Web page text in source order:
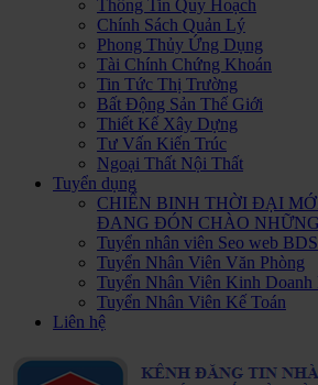
Thông Tin Quy Hoạch
Chính Sách Quản Lý
Phong Thủy Ứng Dụng
Tài Chính Chứng Khoán
Tin Tức Thị Trường
Bất Động Sản Thế Giới
Thiết Kế Xây Dựng
Tư Vấn Kiến Trúc
Ngoại Thất Nội Thất
Tuyển dụng
CHIẾN BINH THỜI ĐẠI
ĐANG ĐÓN CHÀO NHỮNG
Tuyển nhân viên Seo web BDS
Tuyển Nhân Viên Văn Phòng
Tuyển Nhân Viên Kinh Doanh
Tuyển Nhân Viên Kế Toán
Liên hệ